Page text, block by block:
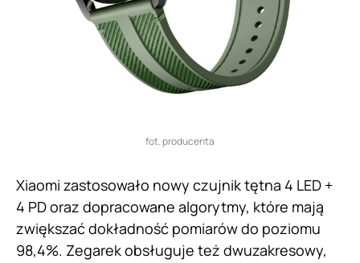
fot. producenta
Xiaomi zastosowało nowy czujnik tętna 4 LED +
4 PD oraz dopracowane algorytmy, które mają
zwiększać dokładność pomiarów do poziomu
98,4%. Zegarek obsługuje też dwuzakresowy,